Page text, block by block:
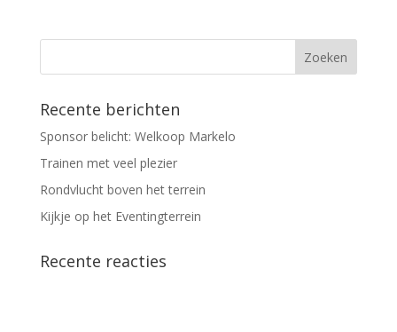
Recente berichten
Sponsor belicht: Welkoop Markelo
Trainen met veel plezier
Rondvlucht boven het terrein
Kijkje op het Eventingterrein
Recente reacties